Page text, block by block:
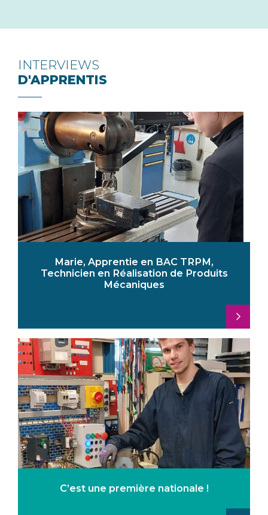
INTERVIEWS
D'APPRENTIS
Marie, Apprentie en BAC TRPM,
Technicien en Réalisation de Produits
Mécaniques
C’est une première nationale !